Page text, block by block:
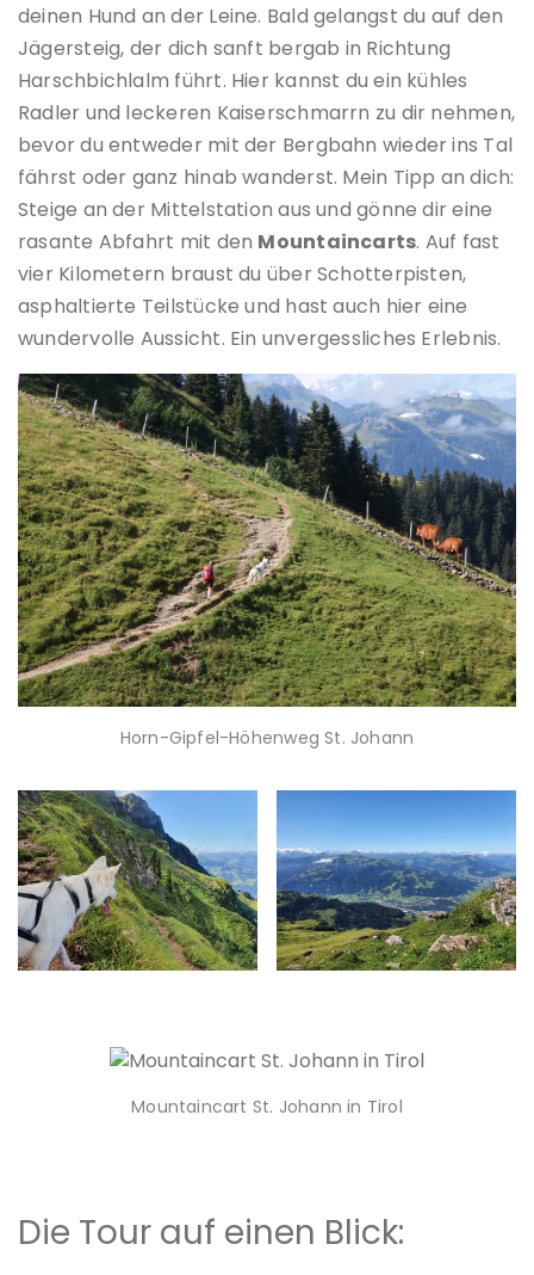
deinen Hund an der Leine. Bald gelangst du auf den
Jägersteig, der dich sanft bergab in Richtung
Harschbichlalm führt. Hier kannst du ein kühles
Radler und leckeren Kaiserschmarrn zu dir nehmen,
bevor du entweder mit der Bergbahn wieder ins Tal
fährst oder ganz hinab wanderst. Mein Tipp an dich:
Steige an der Mittelstation aus und gönne dir eine
rasante Abfahrt mit den Mountaincarts. Auf fast
vier Kilometern braust du über Schotterpisten,
asphaltierte Teilstücke und hast auch hier eine
wundervolle Aussicht. Ein unvergessliches Erlebnis.
Horn-Gipfel-Höhenweg St. Johann
Mountaincart St. Johann in Tirol
Die Tour auf einen Blick: